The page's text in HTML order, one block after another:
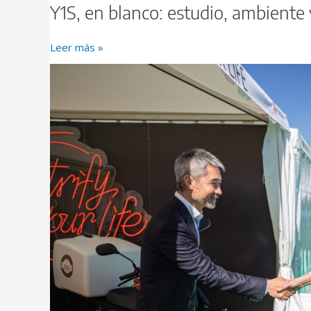
Y1S, en blanco: estudio, ambiente
Leer más »